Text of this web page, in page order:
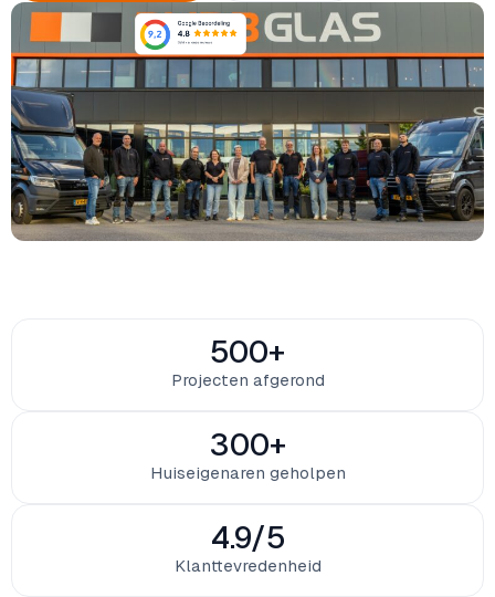
Projecten afgerond
500+
Huiseigenaren geholpen
300+
Klanttevredenheid
4.9/5